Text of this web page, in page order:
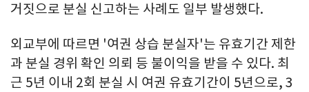
거짓으로 분실 신고하는 사례도 일부 발생했다.
외교부에 따르면 '여권 상습 분실자'는 유효기간 제한
과 분실 경위 확인 의뢰 등 불이익을 받을 수 있다. 최
근 5년 이내 2회 분실 시 여권 유효기간이 5년으로, 3